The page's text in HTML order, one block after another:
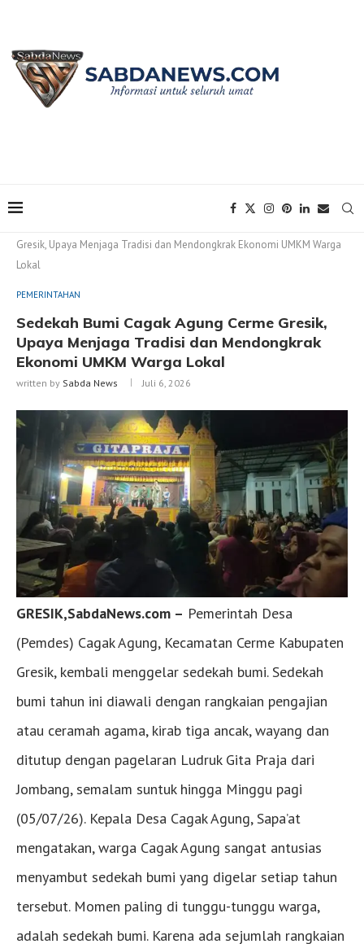
Gresik, Upaya Menjaga Tradisi dan Mendongkrak Ekonomi UMKM Warga
Lokal
PEMERINTAHAN
Sedekah Bumi Cagak Agung Cerme Gresik,
Upaya Menjaga Tradisi dan Mendongkrak
Ekonomi UMKM Warga Lokal
written by Sabda News Juli 6, 2026
GRESIK,SabdaNews.com – Pemerintah Desa
(Pemdes) Cagak Agung, Kecamatan Cerme Kabupaten
Gresik, kembali menggelar sedekah bumi. Sedekah
bumi tahun ini diawali dengan rangkaian pengajian
atau ceramah agama, kirab tiga ancak, wayang dan
ditutup dengan pagelaran Ludruk Gita Praja dari
Jombang, semalam suntuk hingga Minggu pagi
(05/07/26). Kepala Desa Cagak Agung, Sapa’at
mengatakan, warga Cagak Agung sangat antusias
menyambut sedekah bumi yang digelar setiap tahun
tersebut. Momen paling di tunggu-tunggu warga,
adalah sedekah bumi. Karena ada sejumlah rangkaian